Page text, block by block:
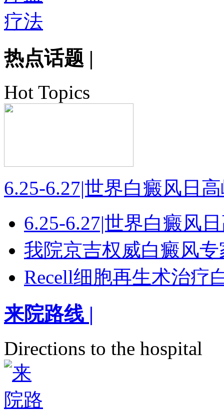
热点话题 |
Hot Topics
6.25-6.27|世界白癜风日
6.25-6.27|世界白癜风
我院京吉权威白癜风
Recell细胞再生术治疗
来院路线 |
Directions to the hospital